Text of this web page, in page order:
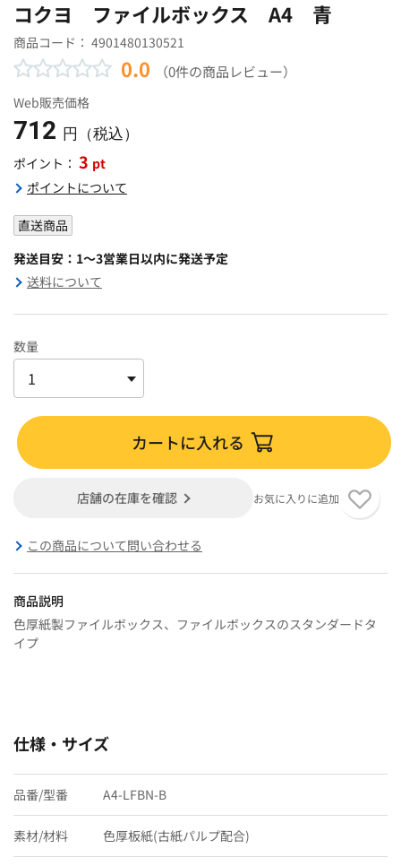
コクヨ ファイルボックス A4 青
商品コード： 4901480130521
0.0 （0件の商品レビュー）
Web販売価格
712 円（税込）
ポイント： 3 pt
ポイントについて
直送商品
発送目安：1～3営業日以内に発送予定
送料について
数量
カートに入れる
店舗の在庫を確認 お気に入りに追加
この商品について問い合わせる
商品説明
色厚紙製ファイルボックス、ファイルボックスのスタンダードタ
イプ
仕様・サイズ
品番/型番 A4-LFBN-B
素材/材料 色厚板紙(古紙パルプ配合)